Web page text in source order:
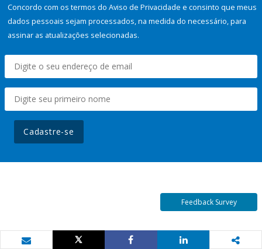
Concordo com os termos do Aviso de Privacidade e consinto que meus
dados pessoais sejam processados, na medida do necessário, para
assinar as atualizações selecionadas.
Cadastre-se
Feedback Survey